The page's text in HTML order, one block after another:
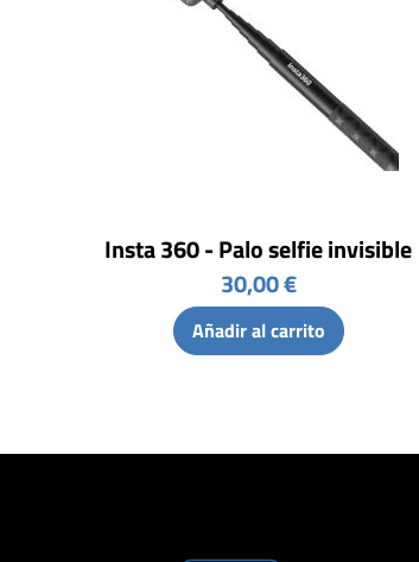
Insta 360 - Palo selfie invisible
30,00 €
Añadir al carrito